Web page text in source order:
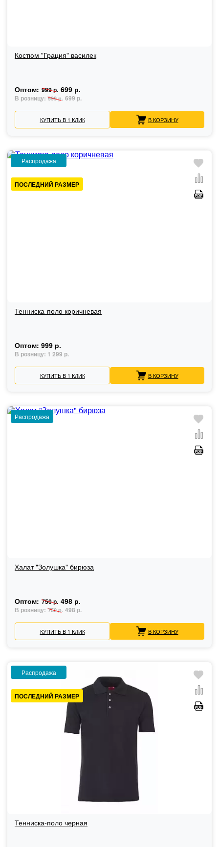
Костюм "Грация" василек
Оптом: 999 р. 699 р.
В розницу: 999 р. 699 р.
КУПИТЬ В 1 КЛИК В КОРЗИНУ
Распродажа
ПОСЛЕДНИЙ РАЗМЕР
Тенниска-поло коричневая
Оптом: 999 р.
В розницу: 1 299 р.
КУПИТЬ В 1 КЛИК В КОРЗИНУ
Распродажа
Халат "Золушка" бирюза
Оптом: 750 р. 498 р.
В розницу: 750 р. 498 р.
КУПИТЬ В 1 КЛИК В КОРЗИНУ
Распродажа
ПОСЛЕДНИЙ РАЗМЕР
Тенниска-поло черная